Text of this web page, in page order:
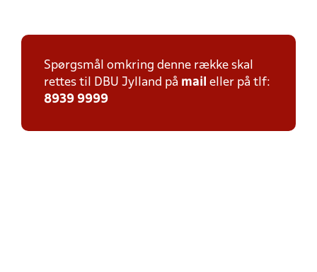
Spørgsmål omkring denne række skal
rettes til DBU Jylland på mail eller på tlf:
8939 9999